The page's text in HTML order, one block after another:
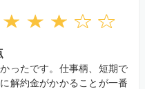
ったです。仕事柄、短期で
解約金がかかることが一番